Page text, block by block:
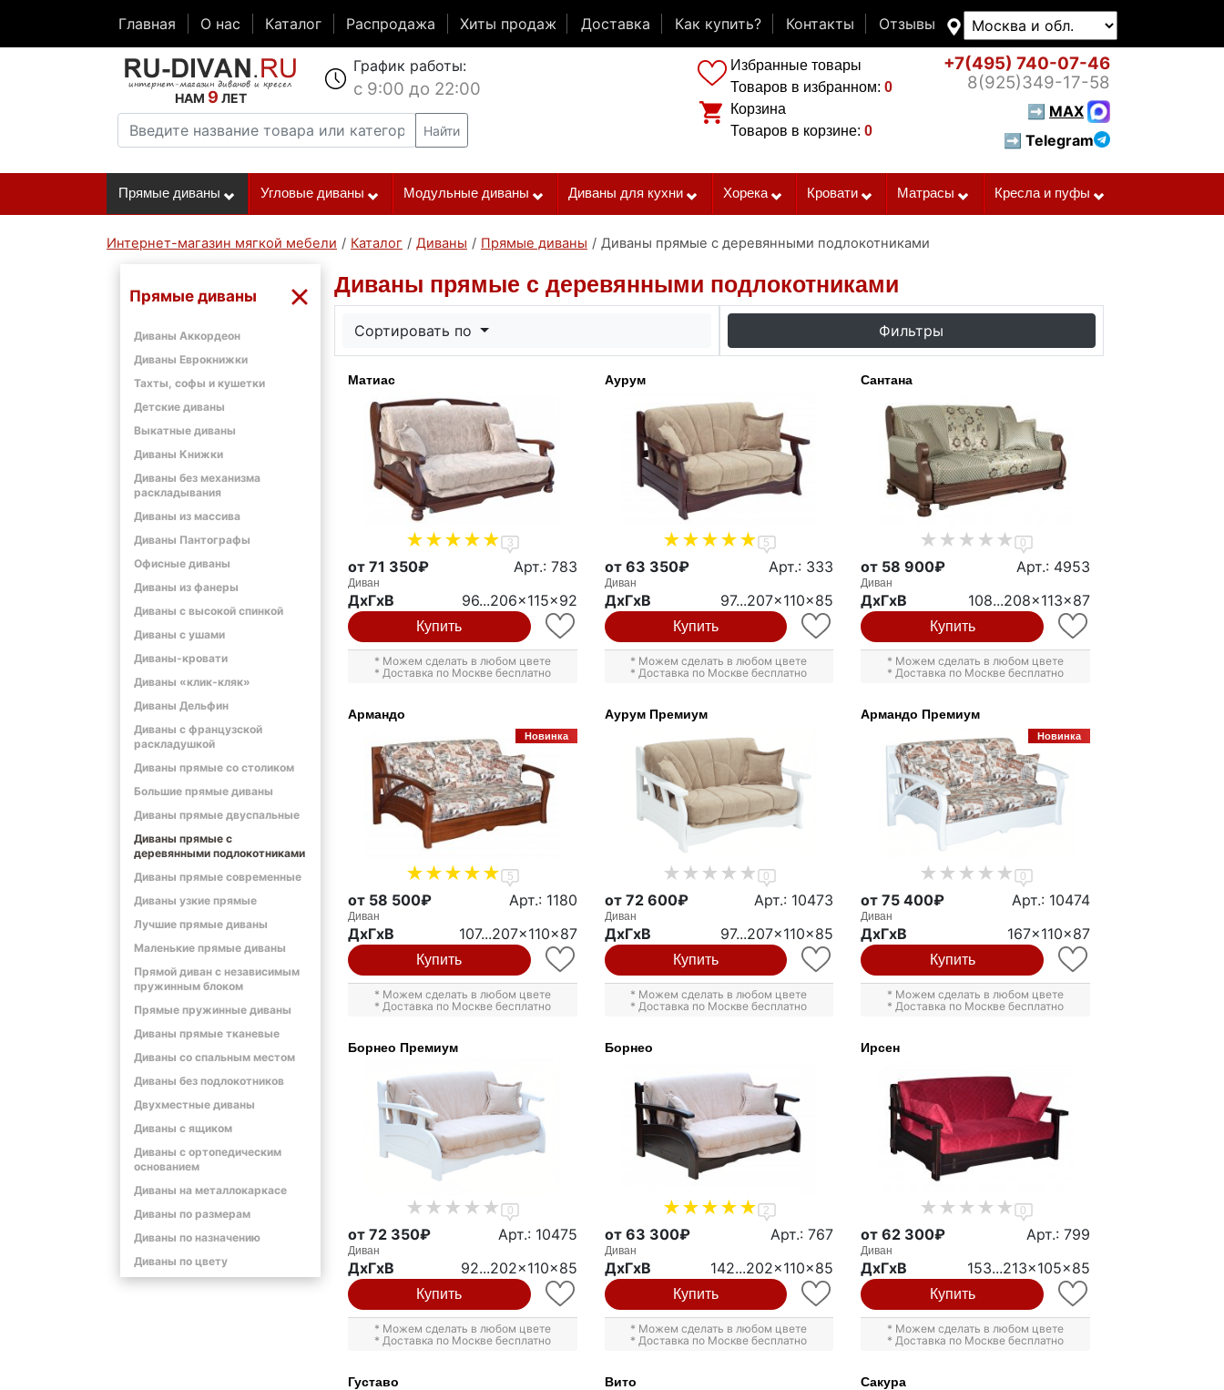
Главная О нас Каталог Распродажа Хиты продаж Доставка Как купить? Контакты Отзывы
НАМ 9 ЛЕТ
График работы:
с 9:00 до 22:00
Найти
Избранные товары
Товаров в избранном: 0
Корзина
Товаров в корзине: 0
+7(495) 740-07-46
8(925)349-17-58
➡ MAX
➡ Telegram
Прямые диваны Угловые диваны Модульные диваны Диваны для кухни Хорека Кровати Матрасы Кресла и пуфы
Интернет-магазин мягкой мебели / Каталог / Диваны / Прямые диваны / Диваны прямые с деревянными подлокотниками
Прямые диваны
Диваны Аккордеон
Диваны Еврокнижки
Тахты, софы и кушетки
Детские диваны
Выкатные диваны
Диваны Книжки
Диваны без механизма
раскладывания
Диваны из массива
Диваны Пантографы
Офисные диваны
Диваны из фанеры
Диваны с высокой спинкой
Диваны с ушами
Диваны-кровати
Диваны «клик-кляк»
Диваны Дельфин
Диваны с французской
раскладушкой
Диваны прямые со столиком
Большие прямые диваны
Диваны прямые двуспальные
Диваны прямые с
деревянными подлокотниками
Диваны прямые современные
Диваны узкие прямые
Лучшие прямые диваны
Маленькие прямые диваны
Прямой диван с независимым
пружинным блоком
Прямые пружинные диваны
Диваны прямые тканевые
Диваны со спальным местом
Диваны без подлокотников
Двухместные диваны
Диваны с ящиком
Диваны с ортопедическим
основанием
Диваны на металлокаркасе
Диваны по размерам
Диваны по назначению
Диваны по цвету
Диваны прямые с деревянными подлокотниками
Сортировать по Фильтры
Матиас
3
от 71 350₽ Арт.: 783
Диван
ДxГxВ 96...206x115x92
Купить
* Можем сделать в любом цвете
* Доставка по Москве бесплатно
Аурум
5
от 63 350₽ Арт.: 333
Диван
ДxГxВ 97...207x110x85
Купить
* Можем сделать в любом цвете
* Доставка по Москве бесплатно
Сантана
0
от 58 900₽ Арт.: 4953
Диван
ДxГxВ 108...208x113x87
Купить
* Можем сделать в любом цвете
* Доставка по Москве бесплатно
Армандо
Новинка
5
от 58 500₽ Арт.: 1180
Диван
ДxГxВ 107...207x110x87
Купить
* Можем сделать в любом цвете
* Доставка по Москве бесплатно
Аурум Премиум
0
от 72 600₽ Арт.: 10473
Диван
ДxГxВ 97...207x110x85
Купить
* Можем сделать в любом цвете
* Доставка по Москве бесплатно
Армандо Премиум
Новинка
0
от 75 400₽ Арт.: 10474
Диван
ДxГxВ 167x110x87
Купить
* Можем сделать в любом цвете
* Доставка по Москве бесплатно
Борнео Премиум
0
от 72 350₽ Арт.: 10475
Диван
ДxГxВ 92...202x110x85
Купить
* Можем сделать в любом цвете
* Доставка по Москве бесплатно
Борнео
2
от 63 300₽ Арт.: 767
Диван
ДxГxВ 142...202x110x85
Купить
* Можем сделать в любом цвете
* Доставка по Москве бесплатно
Ирсен
0
от 62 300₽ Арт.: 799
Диван
ДxГxВ 153...213x105x85
Купить
* Можем сделать в любом цвете
* Доставка по Москве бесплатно
Густаво Вито Сакура